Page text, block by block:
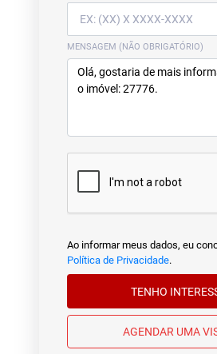
MENSAGEM (NÃO OBRIGATÓRIO)
Ao informar meus dados, eu
Política de Privacidade.
TENHO
AGENDAR